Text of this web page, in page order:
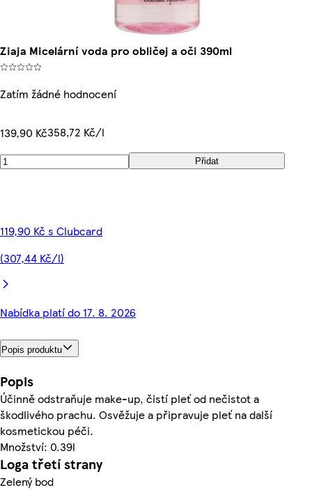
Ziaja Micelární voda pro obličej a oči 390ml
Zatím žádné hodnocení
139,90 Kč358,72 Kč/l
Přidat
119,90 Kč s Clubcard
(307,44 Kč/l)
Nabídka platí do 17. 8. 2026
Popis produktu
Popis
Účinně odstraňuje make-up, čistí pleť od nečistot a
škodlivého prachu. Osvěžuje a připravuje pleť na další
kosmetickou péči.
Množství: 0.39l
Loga třetí strany
Zelený bod